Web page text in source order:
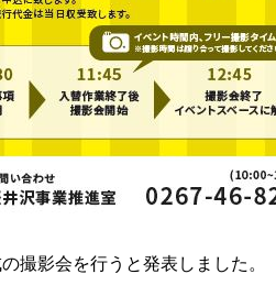
撮影会を行うと発表しました。